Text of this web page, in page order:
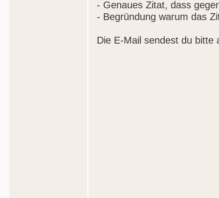
- Genaues Zitat, dass
- Begründung warum das
Die E-Mail sendest du bitte